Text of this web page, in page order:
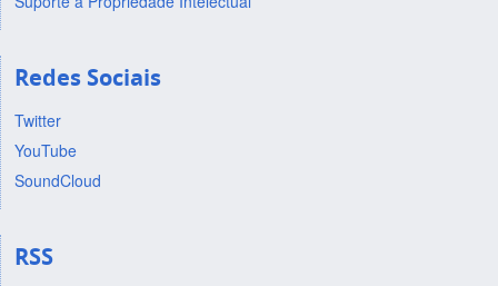
Redes Sociais
Twitter
YouTube
SoundCloud
RSS